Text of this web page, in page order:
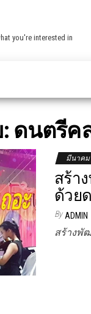
you're interested in
ดนตรีค
มีนาคม
สร้า
ด้วย
By ADMIN
สร้างพั